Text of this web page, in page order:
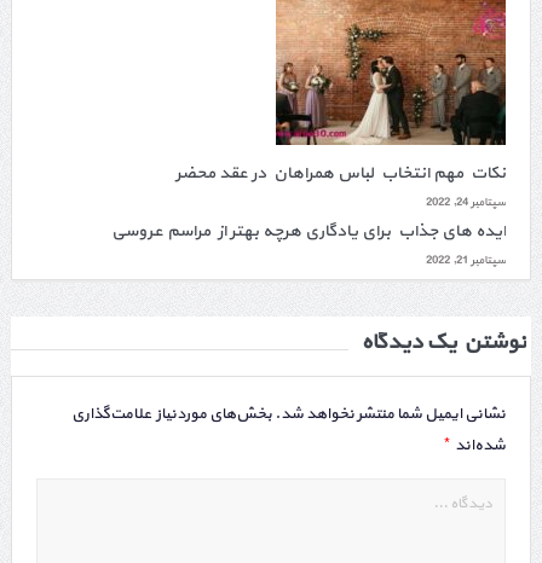
نکات مهم انتخاب لباس همراهان در عقد محضر
سپتامبر 24, 2022
ایده های جذاب برای یادگاری هرچه بهتر از مراسم عروسی
سپتامبر 21, 2022
نوشتن یک دیدگاه
نشانی ایمیل شما منتشر نخواهد شد. بخش‌های موردنیاز علامت‌گذاری
شده‌اند *